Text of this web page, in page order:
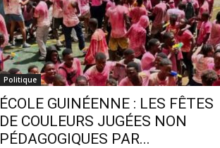
Politique
ÉCOLE GUINÉENNE : LES FÊTES
DE COULEURS JUGÉES NON
PÉDAGOGIQUES PAR...